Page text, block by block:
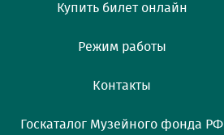
Купить билет онлайн
Режим работы
Контакты
Госкаталог Музейного фонда РФ